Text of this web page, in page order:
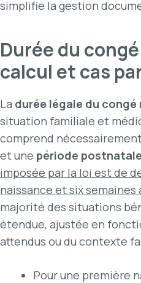
simplifie la gestion
Durée du
calcul et cas
La durée légale du
situation familiale et
comprend
et une période postnatale
imposée par la loi est de
naissance et six semaines
majorité des situations
étendue, ajustée en
attendus ou du contexte
Pour une première